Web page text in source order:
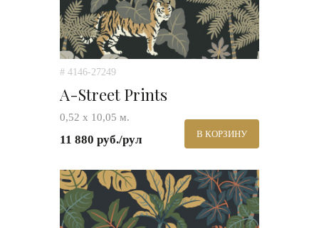
# 4146-27249
A-Street Prints
0,52 х 10,05 м.
11 880 руб./рул В КОРЗИНУ